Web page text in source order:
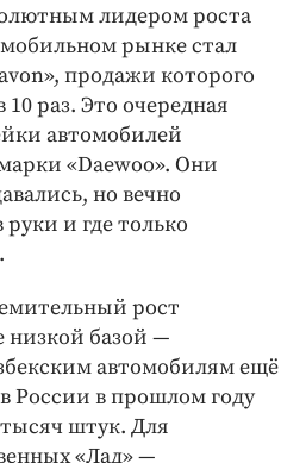
лидером роста
рынке стал
продажи которого
раз. Это очередная
автомобилей
«Daewoo». Они
но вечно
и где только
рост
низкой базой —
автомобилям ещё
России в прошлом году
штук. Для
«Лад» —